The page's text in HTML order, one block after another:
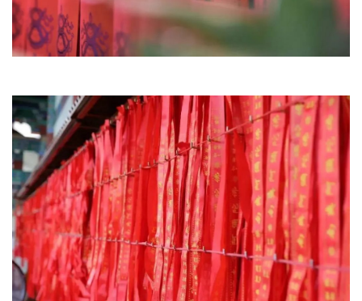
寺
院
巡
视
频
纪
录
佛
教
艺